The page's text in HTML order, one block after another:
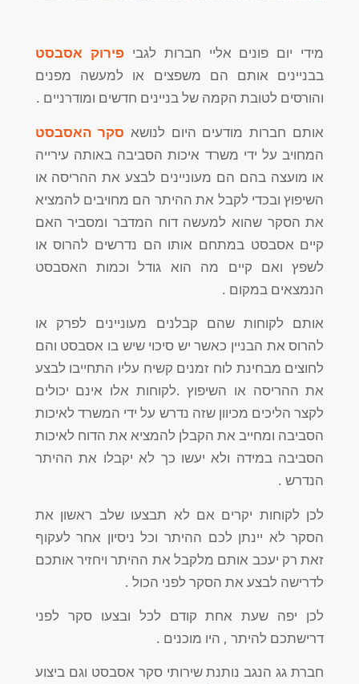
מידי יום פונים אליי חברות לגביפירוק אסבסט
בבניינים אותם הם משפצים או למעשה מפנים
והורסים לטובת הקמה של בניינים חדשים ומודרניים .
אותם חברות מודעים היום לנושא סקר האסבסט
המחויב על ידי משרד איכות הסביבה באותה עירייה
או מועצה בהם הם מעוניינים לבצע את ההריסה או
השיפוץ ובכדי לקבל את ההיתר הם מחויבים להמציא
את הסקר שהוא למעשה דוח המדבר ומסביר האם
קיים אסבסט במתחם אותו הם נדרשים להרוס או
לשפץ ואם קיים מה הוא גודל וכמות האסבסט
הנמצאים במקום .
אותם לקוחות שהם קבלנים מעוניינים לפרק או
להרוס את הבניין כאשר יש סיכוי שיש בו אסבסט והם
לחוצים מבחינת לוח זמנים קשיח עליו התחייבו לבצע
את ההריסה או השיפוץ .לקוחות אלו אינם יכולים
לקצר הליכים מכיוון שזה נדרש על ידי המשרד לאיכות
הסביבה ומחייב את הקבלן להמציא את הדוח לאיכות
הסביבה במידה ולא יעשו כך לא יקבלו את ההיתר
הנדרש .
לכן לקוחות יקרים אם לא תבצעו שלב ראשון את
הסקר לא יינתן לכם ההיתר וכל ניסיון אחר לעקוף
זאת רק יעכב אותם מלקבל את ההיתר ויחזיר אותכם
לדרישה לבצע את הסקר לפני הכול .
לכן יפה שעת אחת קודם לכל ובצעו סקר לפני
דרישתכם להיתר , היו מוכנים .
חברת גג הנגב נותנת שירותי סקר אסבסט וגם ביצוע